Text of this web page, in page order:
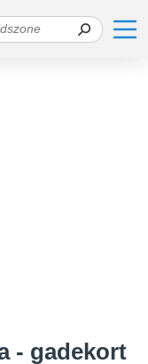
- gadekort